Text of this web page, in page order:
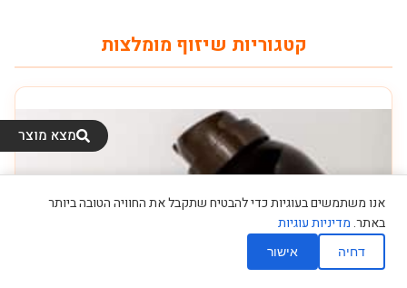
קטגוריות שיזוף מומלצות
השאירו פרטים
מצא מוצר
אנו משתמשים בעוגיות כדי להבטיח שתקבל את החוויה הטובה ביותר
באתר.מדיניות עוגיות
דחיה אישור